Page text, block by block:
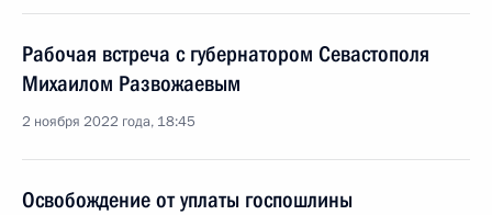
Рабочая встреча с губернатором Севастополя
Михаилом Развожаевым
2 ноября 2022 года, 18:45
Освобождение от уплаты госпошлины